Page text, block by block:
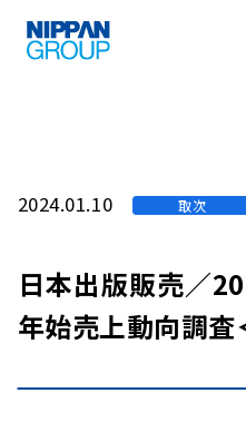
2024.01.10 取次
日本出版販売／
年始売上動向調査